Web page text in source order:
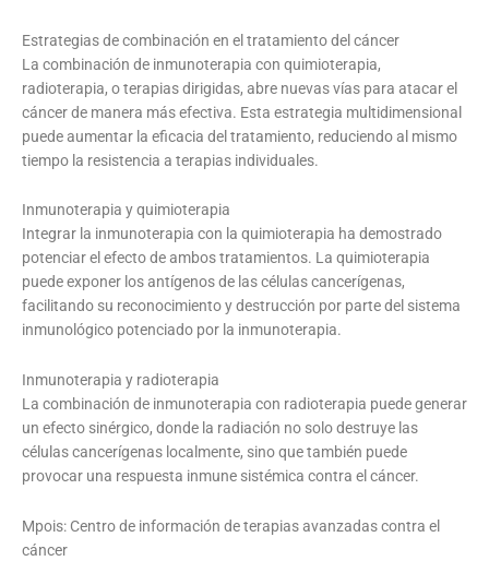
Estrategias de combinación en el tratamiento del cáncer
La combinación de inmunoterapia con quimioterapia,
radioterapia, o terapias dirigidas, abre nuevas vías para atacar el
cáncer de manera más efectiva. Esta estrategia multidimensional
puede aumentar la eficacia del tratamiento, reduciendo al mismo
tiempo la resistencia a terapias individuales.
Inmunoterapia y quimioterapia
Integrar la inmunoterapia con la quimioterapia ha demostrado
potenciar el efecto de ambos tratamientos. La quimioterapia
puede exponer los antígenos de las células cancerígenas,
facilitando su reconocimiento y destrucción por parte del sistema
inmunológico potenciado por la inmunoterapia.
Inmunoterapia y radioterapia
La combinación de inmunoterapia con radioterapia puede generar
un efecto sinérgico, donde la radiación no solo destruye las
células cancerígenas localmente, sino que también puede
provocar una respuesta inmune sistémica contra el cáncer.
Mpois: Centro de información de terapias avanzadas contra el
cáncer